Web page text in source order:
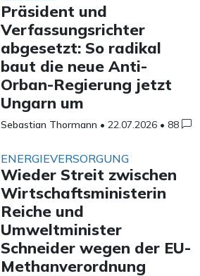
Präsident und
Verfassungsrichter
abgesetzt: So radikal
baut die neue Anti-
Orban-Regierung jetzt
Ungarn um
Sebastian Thormann •22.07.2026 • 88
ENERGIEVERSORGUNG
Wieder Streit zwischen
Wirtschaftsministerin
Reiche und
Umweltminister
Schneider wegen der EU-
Methanverordnung